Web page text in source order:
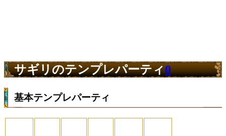
サギリのテンプレパーティ0
基本テンプレパーティ